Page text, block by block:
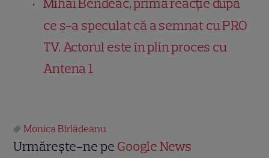
ce s-a speculat că a semnat cu PRO
TV. Actorul este în plin proces cu
Antena 1
Monica Bîrlădeanu
Urmărește-ne pe Google News